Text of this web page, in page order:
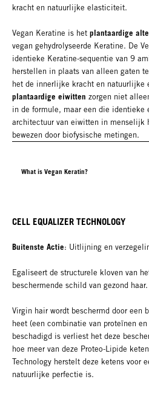
kracht en natuurlijke elasticiteit.
Vegan Keratine is het plantaardige
vegan gehydrolyseerde Keratine. De
identieke Keratine-sequentie van 9
herstellen in plaats van alleen gaten
het de innerlijke kracht en natuurlijke
plantaardige eiwitten zorgen niet
in de formule, maar een die identieke
architectuur van eiwitten in menselijk
bewezen door biofysische metingen.
What is Vegan Keratin?
CELL EQUALIZER TECHNOLOGY
Buitenste Actie: Uitlijning en
Egaliseert de structurele kloven van
beschermende schild van gezond haar.
Virgin hair wordt beschermd door een
heet (een combinatie van proteïnen
beschadigd is verliest het deze
hoe meer van deze Proteo-Lipide
Technology herstelt deze ketens voor
natuurlijke perfectie is.